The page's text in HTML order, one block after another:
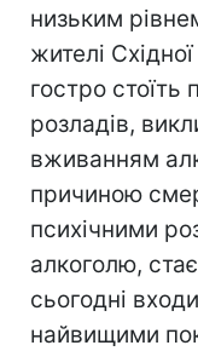
низьким
жителі
гостро стоїть
розладів,
вживанням
причиною
психічними
алкоголю,
сьогодні
найвищими